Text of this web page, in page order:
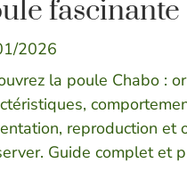
fascinante
2026
la poule Chabo :
reproduction et
Guide complet et